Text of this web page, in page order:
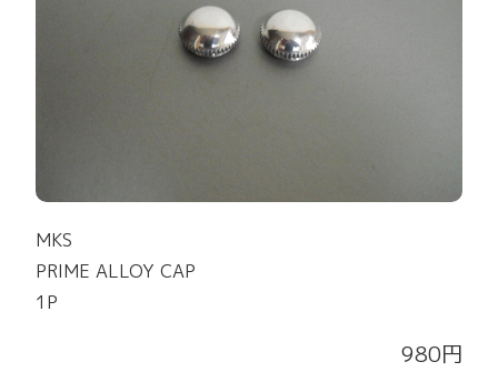
MKS
PRIME ALLOY CAP
1P
980円